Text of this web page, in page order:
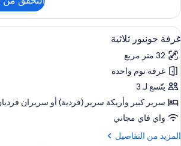
جناح
استعراض
جميع
صور
غرفة
جونيور
ثلاثية
ميني بار
4
غرفة جونيور ثلاثية
32 متر مربع
غرفة نوم واحدة
يتّسع لـ 3
سرير كبير‫‬ وأريكة سرير (فردية)‫‬ أو سريران
واي فاي مجاني
المزيد من التفاصيل
المزيد